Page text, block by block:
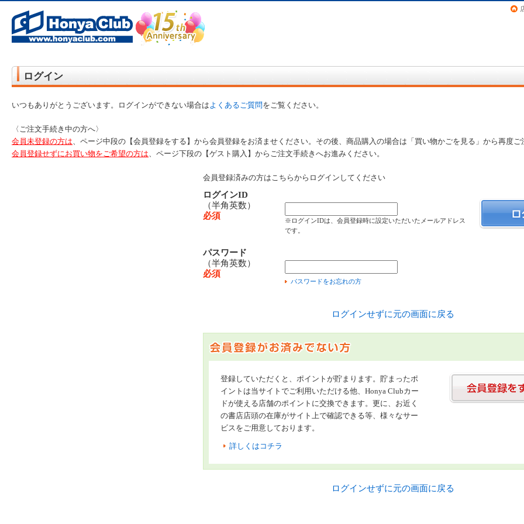
ログイン
いつもありがとうございます。ログインができない場合はよくあるご質問をご覧ください。
〈ご注文手続き中の方へ〉
会員未登録の方は、ページ中段の【会員登録をする】から会員登録をお済ませください。その後、商品購入の場合は「買い物かごを見る」から再度ご
会員登録せずにお買い物をご希望の方は、ページ下段の【ゲスト購入】からご注文手続きへお進みください。
会員登録済みの方はこちらからログインしてください
ログインID
（半角英数）
必須
※ログインIDは、会員登録時に設定いただいたメールアドレス
です。
パスワード
（半角英数）
必須
パスワードをお忘れの方
ログインせずに元の画面に戻る
登録していただくと、ポイントが貯まります。貯まったポ
イントは当サイトでご利用いただける他、Honya Clubカー
ドが使える店舗のポイントに交換できます。更に、お近く
の書店店頭の在庫がサイト上で確認できる等、様々なサー
ビスをご用意しております。
詳しくはコチラ
ログインせずに元の画面に戻る